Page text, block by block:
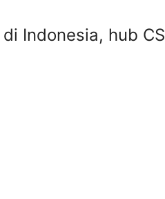
Indonesia, hub CS